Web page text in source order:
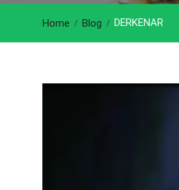
Home Blog DERKENAR